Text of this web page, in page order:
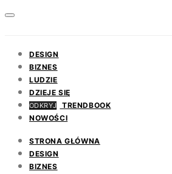
DESIGN
BIZNES
LUDZIE
DZIEJE SIĘ
ODKRYJ
TRENDBOOK
NOWOŚCI
STRONA GŁÓWNA
DESIGN
BIZNES